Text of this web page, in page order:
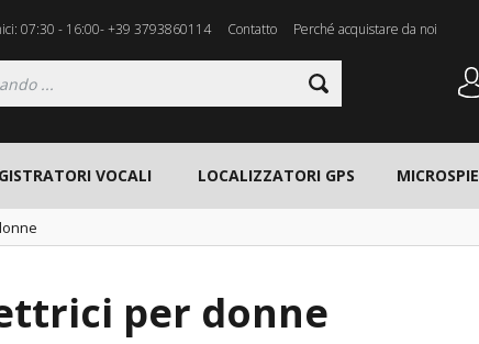
07:30 - 16:00- +39 3793860114 Contatto Perché acquistare da noi
VOCALI LOCALIZZATORI GPS MICROSPIE
per donne